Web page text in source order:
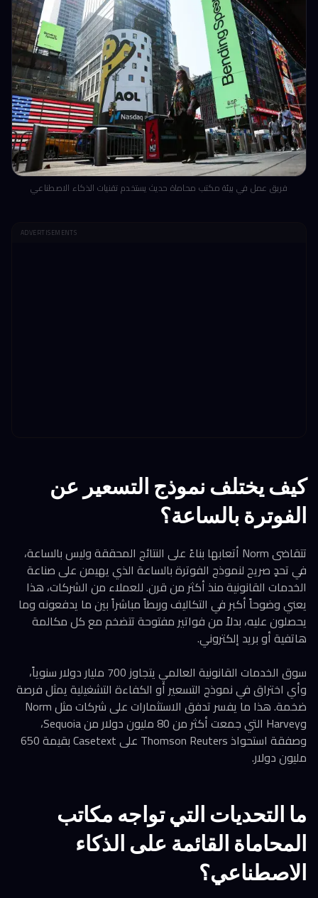
فريق عمل في بيئة مكتب محاماة حديث يستخدم تقنيات الذكاء الاصطناعي
ADVERTISEMENTS
كيف يختلف نموذج التسعير عن
الفوترة بالساعة؟
تتقاضى Norm أتعابها بناءً على النتائج المحققة وليس بالساعة،
في تحدٍ صريح لنموذج الفوترة بالساعة الذي يهيمن على صناعة
الخدمات القانونية منذ أكثر من قرن. للعملاء من الشركات، هذا
يعني وضوحاً أكبر في التكاليف وربطاً مباشراً بين ما يدفعونه وما
يحصلون عليه، بدلاً من فواتير مفتوحة تتضخم مع كل مكالمة
هاتفية أو بريد إلكتروني.
سوق الخدمات القانونية العالمي يتجاوز 700 مليار دولار سنوياً،
وأي اختراق في نموذج التسعير أو الكفاءة التشغيلية يمثل فرصة
ضخمة. هذا ما يفسر تدفق الاستثمارات على شركات مثل Norm
وHarvey التي جمعت أكثر من 80 مليون دولار من Sequoia،
وصفقة استحواذ Thomson Reuters على Casetext بقيمة 650
مليون دولار.
ما التحديات التي تواجه مكاتب
المحاماة القائمة على الذكاء
الاصطناعي؟